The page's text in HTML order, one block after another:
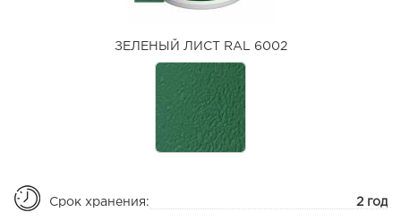
ЗЕЛЕНЫЙ ЛИСТ RAL 6002
Срок хранения: 2 год